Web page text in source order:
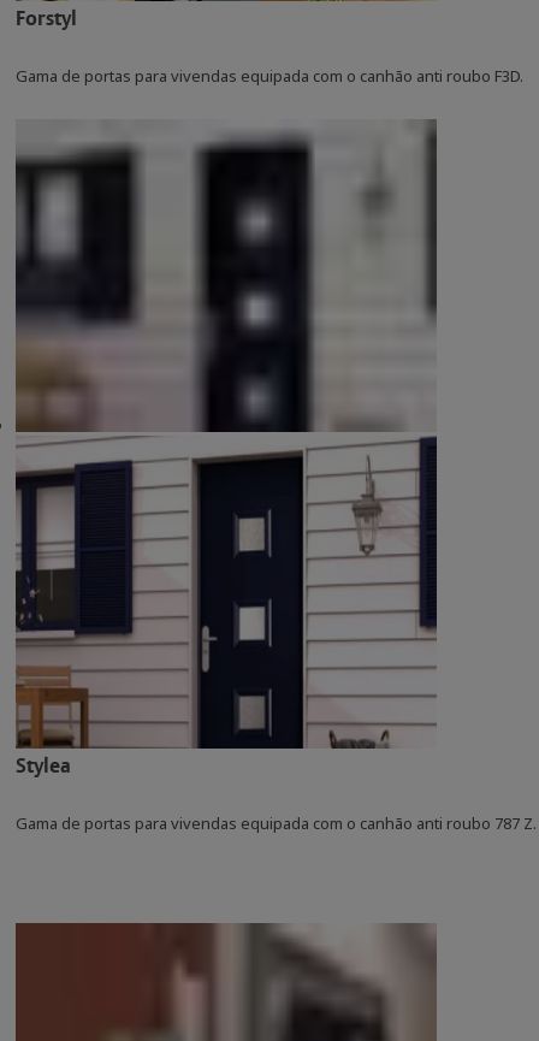
Forstyl
Gama de portas para vivendas equipada com o canhão anti roubo F3D.
Stylea
Gama de portas para vivendas equipada com o canhão anti roubo 787 Z.